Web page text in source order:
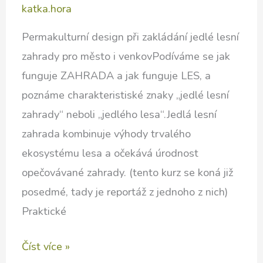
katka.hora
Permakulturní design při zakládání jedlé lesní
zahrady pro město i venkovPodíváme se jak
funguje ZAHRADA a jak funguje LES, a
poznáme charakteristiské znaky „jedlé lesní
zahrady“ neboli „jedlého lesa“.Jedlá lesní
zahrada kombinuje výhody trvalého
ekosystému lesa a očekává úrodnost
opečovávané zahrady. (tento kurz se koná již
posedmé, tady je reportáž z jednoho z nich)
Praktické
Pokročilý
Číst více »